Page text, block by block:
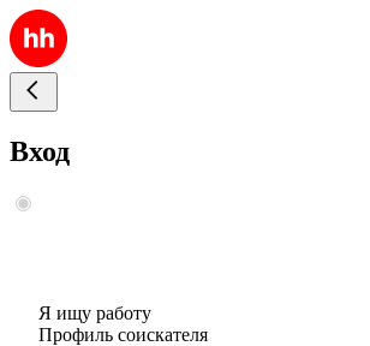
Вход
Я ищу работу
Профиль соискателя